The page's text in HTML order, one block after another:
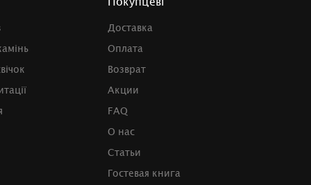
Доставка
Оплата
Возврат
Акции
FAQ
О нас
Статьи
Гостевая книга